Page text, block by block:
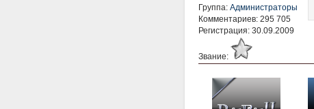
Группа: Администраторы
Комментариев: 295 705
Регистрация: 30.09.2009
Звание: